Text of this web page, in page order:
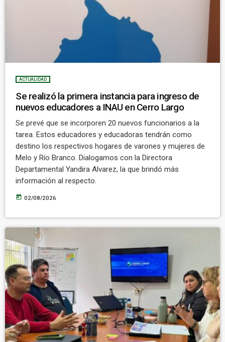
ACTUALIDAD
Se realizó la primera instancia para ingreso de
nuevos educadores a INAU en Cerro Largo
Se prevé que se incorporen 20 nuevos funcionarios a la
tarea. Estos educadores y educadoras tendrán como
destino los respectivos hogares de varones y mujeres de
Melo y Río Branco. Dialogamos con la Directora
Departamental Yandira Alvarez, la que brindó más
información al respecto.
today 02/08/2026